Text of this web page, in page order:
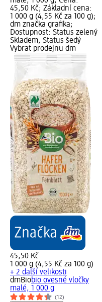
45,50 Kč; Základní cena:
1 000 g (4,55 Kč za 100 g);
dm značka grafika;
Dostupnost: Status zelený
Skladem, Status šedý
Vybrat prodejnu dm
45,50 Kč
1 000 g (4,55 Kč za 100 g)
+ 2 další velikosti
dmBiobio ovesné vločky
malé, 1 000 g
(12)